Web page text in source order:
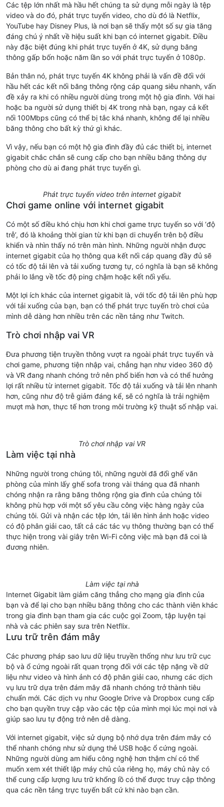
Các tệp lớn nhất mà hầu hết chúng ta sử dụng mỗi ngày là tệp
video và do đó, phát trực tuyến video, cho dù đó là Netflix,
YouTube hay Disney Plus, là nơi bạn sẽ thấy một số sự gia tăng
đáng chú ý nhất về hiệu suất khi bạn có internet gigabit. Điều
này đặc biệt đúng khi phát trực tuyến ở 4K, sử dụng băng
thông gấp bốn hoặc năm lần so với phát trực tuyến ở 1080p.
Bản thân nó, phát trực tuyến 4K không phải là vấn đề đối với
hầu hết các kết nối băng thông rộng cáp quang siêu nhanh, vấn
đề xảy ra khi có nhiều người dùng trong một hộ gia đình. Với hai
hoặc ba người sử dụng thiết bị 4K trong nhà bạn, ngay cả kết
nối 100Mbps cũng có thể bị tắc khá nhanh, không để lại nhiều
băng thông cho bất kỳ thứ gì khác.
Vì vậy, nếu bạn có một hộ gia đình đầy đủ các thiết bị, internet
gigabit chắc chắn sẽ cung cấp cho bạn nhiều băng thông dự
phòng cho dù ai đang phát trực tuyến gì.
Phát trực tuyến video trên internet gigabit
Chơi game online với internet gigabit
Có một số điều khó chịu hơn khi chơi game trực tuyến so với ‘độ
trễ’, đó là khoảng thời gian từ khi bạn di chuyển trên bộ điều
khiển và nhìn thấy nó trên màn hình. Những người nhận được
internet gigabit của họ thông qua kết nối cáp quang đầy đủ sẽ
có tốc độ tải lên và tải xuống tương tự, có nghĩa là bạn sẽ không
phải lo lắng về tốc độ ping chậm hoặc kết nối yếu.
Một lợi ích khác của internet gigabit là, với tốc độ tải lên phù hợp
với tải xuống của bạn, bạn có thể phát trực tuyến trò chơi của
mình dễ dàng hơn nhiều trên các nền tảng như Twitch.
Trò chơi nhập vai VR
Đưa phương tiện truyền thông vượt ra ngoài phát trực tuyến và
chơi game, phương tiện nhập vai, chẳng hạn như video 360 độ
và VR đang nhanh chóng trở nên phổ biến hơn và có thể hưởng
lợi rất nhiều từ internet gigabit. Tốc độ tải xuống và tải lên nhanh
hơn, cũng như độ trễ giảm đáng kể, sẽ có nghĩa là trải nghiệm
mượt mà hơn, thực tế hơn trong môi trường kỹ thuật số nhập vai.
Trò chơi nhập vai VR
Làm việc tại nhà
Những người trong chúng tôi, những người đã đổi ghế văn
phòng của mình lấy ghế sofa trong vài tháng qua đã nhanh
chóng nhận ra rằng băng thông rộng gia đình của chúng tôi
không phù hợp với một số yêu cầu công việc hàng ngày của
chúng tôi. Gửi và nhận các tệp lớn, tải lên hình ảnh hoặc video
có độ phân giải cao, tất cả các tác vụ thông thường bạn có thể
thực hiện trong vài giây trên Wi-Fi công việc mà bạn đã coi là
đương nhiên.
Làm việc tại nhà
Internet Gigabit làm giảm căng thẳng cho mạng gia đình của
bạn và để lại cho bạn nhiều băng thông cho các thành viên khác
trong gia đình bạn tham gia các cuộc gọi Zoom, tập luyện tại
nhà và các phiên say sưa trên Netflix.
Lưu trữ trên đám mây
Các phương pháp sao lưu dữ liệu truyền thống như lưu trữ cục
bộ và ổ cứng ngoài rất quan trọng đối với các tệp nặng về dữ
liệu như video và hình ảnh có độ phân giải cao, nhưng các dịch
vụ lưu trữ dựa trên đám mây đã nhanh chóng trở thành tiêu
chuẩn mới. Các dịch vụ như Google Drive và Dropbox cung cấp
cho bạn quyền truy cập vào các tệp của mình mọi lúc mọi nơi và
giúp sao lưu tự động trở nên dễ dàng.
Với internet gigabit, việc sử dụng bộ nhớ dựa trên đám mây có
thể nhanh chóng như sử dụng thẻ USB hoặc ổ cứng ngoài.
Những người dùng am hiểu công nghệ hơn thậm chí có thể
muốn xem xét thiết lập máy chủ của riêng họ, máy chủ này có
thể cung cấp lượng lưu trữ khổng lồ có thể được truy cập thông
qua các nền tảng trực tuyến bất cứ khi nào bạn cần.